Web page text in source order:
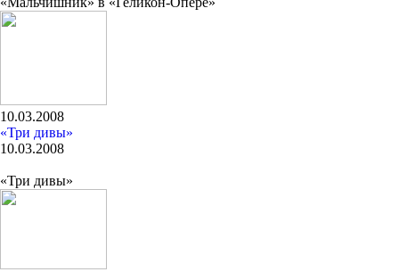
10.03.2008
«Три дивы»
10.03.2008
«Три дивы»